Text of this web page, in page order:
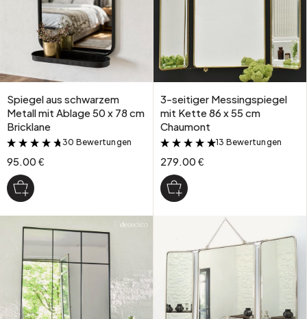
Spiegel aus schwarzem
Metall mit Ablage 50 x 78 cm
Bricklane
&
30 Bewertungen
95.00 €
3-seitiger Messingspiegel
mit Kette 86 x 55 cm
Chaumont
&
13 Bewertungen
279.00 €